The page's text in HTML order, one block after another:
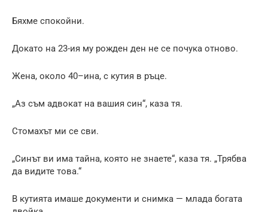
Бяхме спокойни.
Докато на 23-ия му рожден ден не се почука отново.
Жена, около 40–ина, с кутия в ръце.
„Аз съм адвокат на вашия син“, каза тя.
Стомахът ми се сви.
„Синът ви има тайна, която не знаете“, каза тя. „Трябва
да видите това.“
В кутията имаше документи и снимка — млада богата